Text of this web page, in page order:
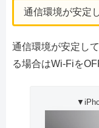
通信環境が安定
通信環境が安定し
る場合はWi-Fiを